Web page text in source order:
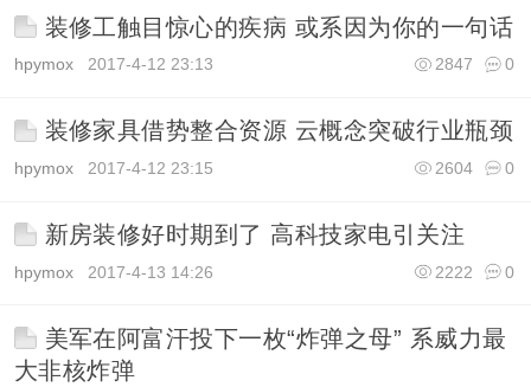
装修工触目惊心的疾病 或系因为你的一句话
hpymox2017-4-12 23:13 0
2847
装修家具借势整合资源 云概念突破行业瓶颈
hpymox2017-4-12 23:15 0
2604
新房装修好时期到了 高科技家电引关注
hpymox2017-4-13 14:26 0
2222
美军在阿富汗投下一枚“炸弹之母” 系威力最
大非核炸弹